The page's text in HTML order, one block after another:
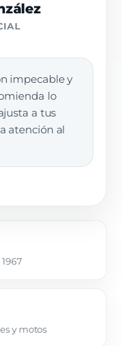
impecable y
lo
a tus
atención al
y motos